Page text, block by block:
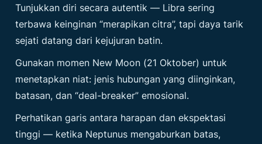
Tunjukkan diri secara autentik — Libra sering
terbawa keinginan “merapikan citra”, tapi daya tarik
sejati datang dari kejujuran batin.
Gunakan momen New Moon (21 Oktober) untuk
menetapkan niat: jenis hubungan yang diinginkan,
batasan, dan “deal-breaker” emosional.
Perhatikan garis antara harapan dan ekspektasi
tinggi — ketika Neptunus mengaburkan batas,